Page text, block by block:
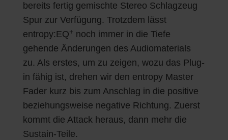
bereits fertig gemischte Stereo Schlagzeug
Spur zur Verfügung. Trotzdem lässt
entropy:EQ+ noch immer in die Tiefe
gehende Änderungen des Audiomaterials
zu. Als erstes, um zu zeigen, wozu das Plug-
in fähig ist, drehen wir den entropy Master
Fader kurz bis zum Anschlag in die positive
beziehungsweise negative Richtung. Zuerst
kommt die Attack heraus, dann mehr die
Sustain-Teile.